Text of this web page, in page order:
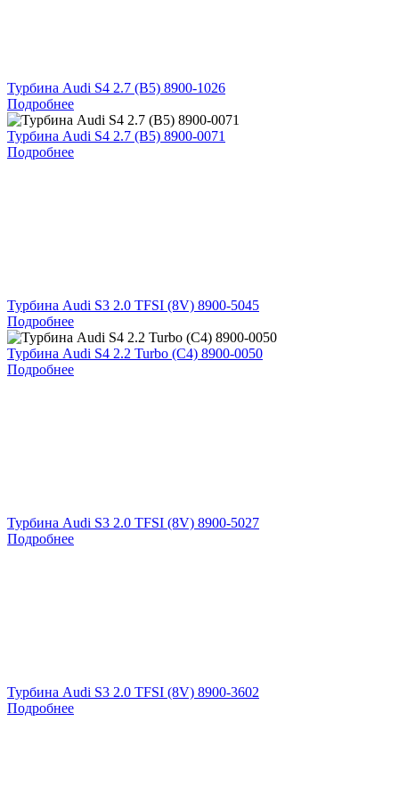
Турбина Audi S4 2.7 (B5) 8900-1026
Подробнее
Турбина Audi S4 2.7 (B5) 8900-0071
Подробнее
Турбина Audi S3 2.0 TFSI (8V) 8900-5045
Подробнее
Турбина Audi S4 2.2 Turbo (C4) 8900-0050
Подробнее
Турбина Audi S3 2.0 TFSI (8V) 8900-5027
Подробнее
Турбина Audi S3 2.0 TFSI (8V) 8900-3602
Подробнее